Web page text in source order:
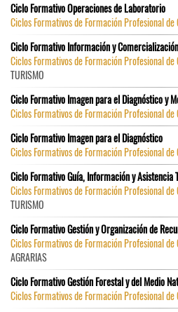
Ciclo Formativo Operaciones de Laboratorio
Ciclos Formativos de Formación Profesional de
Ciclo Formativo Información y
Ciclos Formativos de Formación Profesional
TURISMO
Ciclo Formativo Imagen para el Diagnóstico y
Ciclos Formativos de Formación Profesional
Ciclo Formativo Imagen para el Diagnóstico
Ciclos Formativos de Formación Profesional
Ciclo Formativo Guía, Información y Asistencia
Ciclos Formativos de Formación Profesional
TURISMO
Ciclo Formativo Gestión y Organización de
Ciclos Formativos de Formación Profesional
AGRARIAS
Ciclo Formativo Gestión Forestal y del Medio
Ciclos Formativos de Formación Profesional